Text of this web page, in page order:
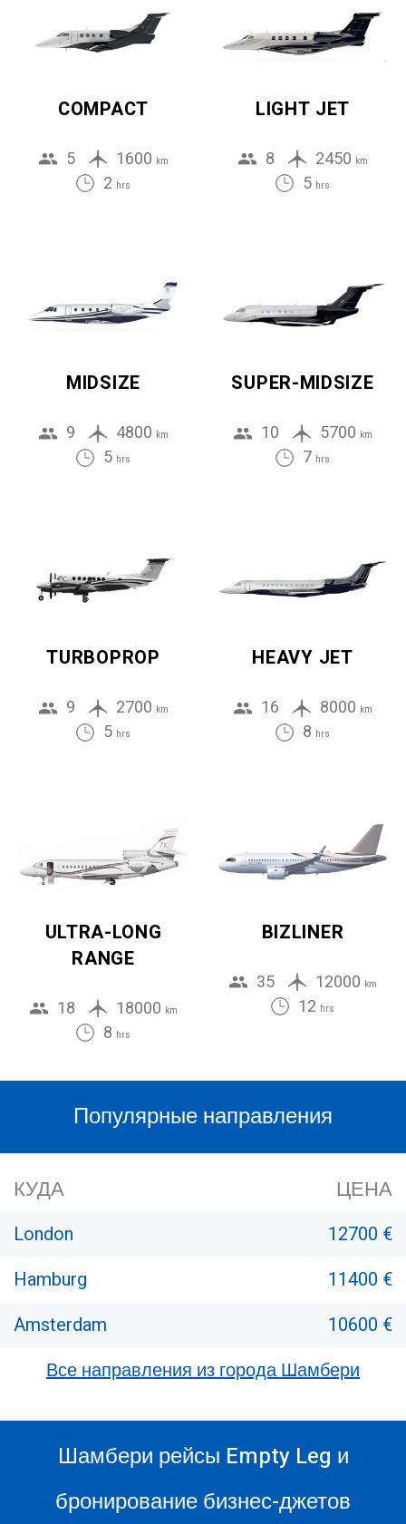
COMPACT
5 1600 km
2 hrs
LIGHT JET
8 2450 km
5 hrs
MIDSIZE
9 4800 km
5 hrs
SUPER-MIDSIZE
10 5700 km
7 hrs
TURBOPROP
9 2700 km
5 hrs
HEAVY JET
16 8000 km
8 hrs
ULTRA-LONG
RANGE
18 18000 km
8 hrs
BIZLINER
35 12000 km
12 hrs
Популярные направления
КУДА ЦЕНА
London
12700 €
Hamburg
11400 €
Amsterdam
10600 €
Все направления из города Шамбери
Шамбери рейсы Empty Leg и
бронирование бизнес-джетов